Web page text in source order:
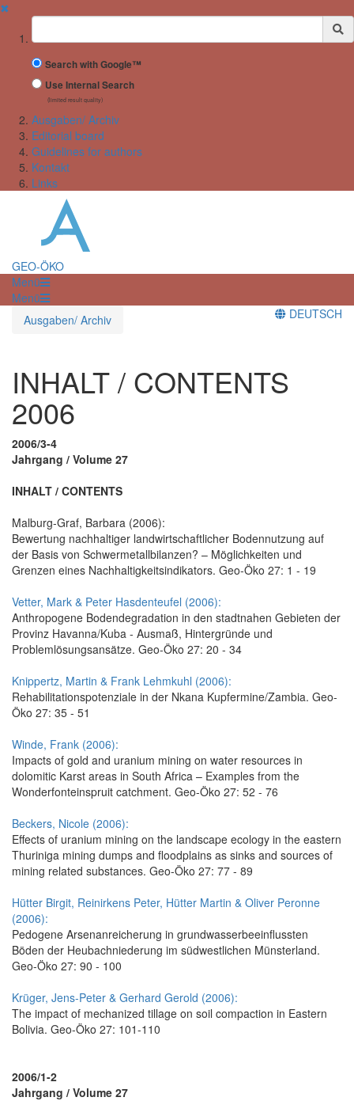
✖
Suchbegriff
Search with Google™
Use Internal Search
(limited result quality)
Ausgaben/ Archiv
Editorial board
Guidelines for authors
Kontakt
Links
GEO-ÖKO
Menü
Menü
Ausgaben/ Archiv
DEUTSCH
INHALT / CONTENTS
2006
2006/3-4
Jahrgang / Volume 27
INHALT / CONTENTS
Malburg-Graf, Barbara (2006):
Bewertung nachhaltiger landwirtschaftlicher Bodennutzung auf
der Basis von Schwermetallbilanzen? – Möglichkeiten und
Grenzen eines Nachhaltigkeitsindikators. Geo-Öko 27: 1 - 19
Vetter, Mark & Peter Hasdenteufel (2006):
Anthropogene Bodendegradation in den stadtnahen Gebieten der
Provinz Havanna/Kuba - Ausmaß, Hintergründe und
Problemlösungsansätze. Geo-Öko 27: 20 - 34
Knippertz, Martin & Frank Lehmkuhl (2006):
Rehabilitationspotenziale in der Nkana Kupfermine/Zambia. Geo-
Öko 27: 35 - 51
Winde, Frank (2006):
Impacts of gold and uranium mining on water resources in
dolomitic Karst areas in South Africa – Examples from the
Wonderfonteinspruit catchment. Geo-Öko 27: 52 - 76
Beckers, Nicole (2006):
Effects of uranium mining on the landscape ecology in the eastern
Thuriniga mining dumps and floodplains as sinks and sources of
mining related substances. Geo-Öko 27: 77 - 89
Hütter Birgit, Reinirkens Peter, Hütter Martin & Oliver Peronne
(2006):
Pedogene Arsenanreicherung in grundwasserbeeinflussten
Böden der Heubachniederung im südwestlichen Münsterland.
Geo-Öko 27: 90 - 100
Krüger, Jens-Peter & Gerhard Gerold (2006):
The impact of mechanized tillage on soil compaction in Eastern
Bolivia. Geo-Öko 27: 101-110
2006/1-2
Jahrgang / Volume 27